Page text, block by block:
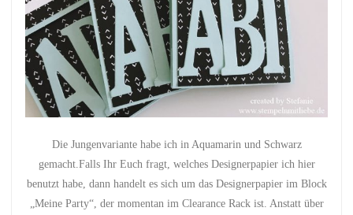
Die Jungenvariante habe ich in Aquamarin und Schwarz
gemacht.Falls Ihr Euch fragt, welches Designerpapier ich hier
benutzt habe, dann handelt es sich um das Designerpapier im Block
„Meine Party“, der momentan im Clearance Rack ist. Anstatt über